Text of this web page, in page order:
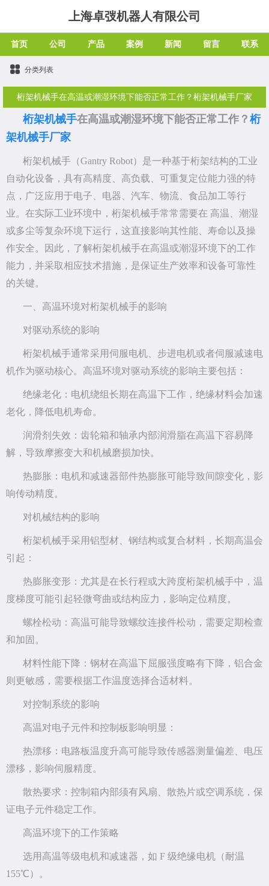
上海卓弢机器人有限公司
首页 公司 产品 案例 新闻 留言 联系
分类列表
桁架机械手在高温或潮湿环境下能否正常工作？桁架机械手厂家
桁架机械手在高温或潮湿环境下能否正常工作？ 桁
架机械手厂家
桁架机械手（Gantry Robot）是一种基于桁架结构的工业
自动化设备，具有高精度、高负载、可重复定位能力强的特
点，广泛应用于电子、电器、汽车、物流、食品加工等行
业。在实际工业环境中，桁架机械手常常需要在 高温、潮湿
或多尘等复杂环境下运行，这直接影响其性能、寿命以及操
作安全。因此，了解桁架机械手在高温或潮湿环境下的工作
能力，并采取相应技术措施，是保证生产效率和设备可靠性
的关键。
一、高温环境对桁架机械手的影响
对驱动系统的影响
桁架机械手通常采用伺服电机、步进电机或者伺服减速电
机作为驱动核心。高温环境对驱动系统的影响主要包括：
绝缘老化：电机绕组长期在高温下工作，绝缘材料会加速
老化，降低电机寿命。
润滑剂失效：齿轮箱和轴承内部润滑脂在高温下容易降
解，导致摩擦变大和机械磨损加快。
热膨胀：电机和减速器部件热膨胀可能导致间隙变化，影
响传动精度。
对机械结构的影响
桁架机械手采用铝型材、钢结构或复合材料，长期高温会
引起：
热膨胀变形：尤其是在长行程或大跨度桁架机械手中，温
度梯度可能引起轻微弯曲或结构应力，影响定位精度。
螺栓松动：高温可能导致螺纹连接件松动，需要定期检查
和加固。
材料性能下降：钢材在高温下屈服强度略有下降，铝合金
则更敏感，需要根据工作温度选择合适材料。
对控制系统的影响
高温对电子元件和控制板影响明显：
热漂移：电路板温度升高可能导致传感器测量偏差、电压
漂移，影响伺服精度。
散热要求：控制箱内部须有风扇、散热片或空调系统，保
证电子元件稳定工作。
高温环境下的工作策略
选用高温等级电机和减速器，如 F 级绝缘电机（耐温
155℃）。